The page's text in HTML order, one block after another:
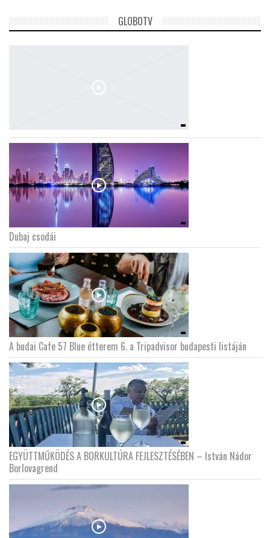
GLOBOTV
Dubaj csodái
A budai Cafe 57 Blue étterem 6. a Tripadvisor budapesti listáján
EGYÜTTMŰKÖDÉS A BORKULTÚRA FEJLESZTÉSÉBEN – István Nádor
Borlovagrend